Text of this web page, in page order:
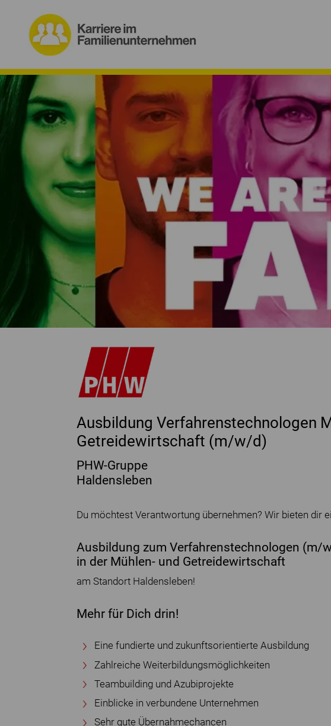
Ausbildung Verfahrenstechnologen
Getreidewirtschaft (m/w/d)
PHW-Gruppe
Haldensleben
Du möchtest Verantwortung übernehmen? Wir bieten dir
Ausbildung zum Verfahrenstechnologen (m/
in der Mühlen- und Getreidewirtschaft
am Standort Haldensleben!
Mehr für Dich drin!
Eine fundierte und zukunftsorientierte Ausbildung
Zahlreiche Weiterbildungsmöglichkeiten
Teambuilding und Azubiprojekte
Einblicke in verbundene Unternehmen
Sehr gute Übernahmechancen